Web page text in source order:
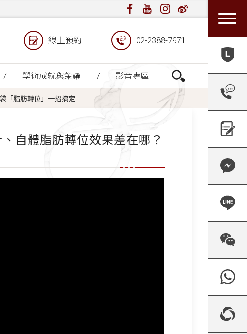
線上預約 02-2388-7971
學術成就與榮耀 影音專區
「脂肪轉位」一招搞定
自體脂肪轉位效果差在哪？